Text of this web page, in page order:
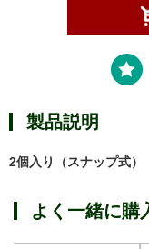
製品説明
2個入り（スナップ式
よく一緒に購